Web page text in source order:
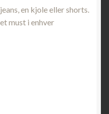
en kjole eller shorts.
must i enhver